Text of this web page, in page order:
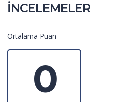
İNCELEMELER
Ortalama Puan
0